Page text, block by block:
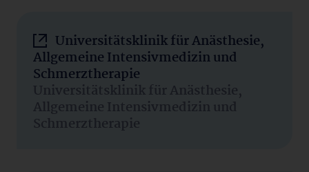
Universitätsklinik für Anästhesie,
Allgemeine Intensivmedizin und
Schmerztherapie
Universitätsklinik für Anästhesie,
Allgemeine Intensivmedizin und
Schmerztherapie